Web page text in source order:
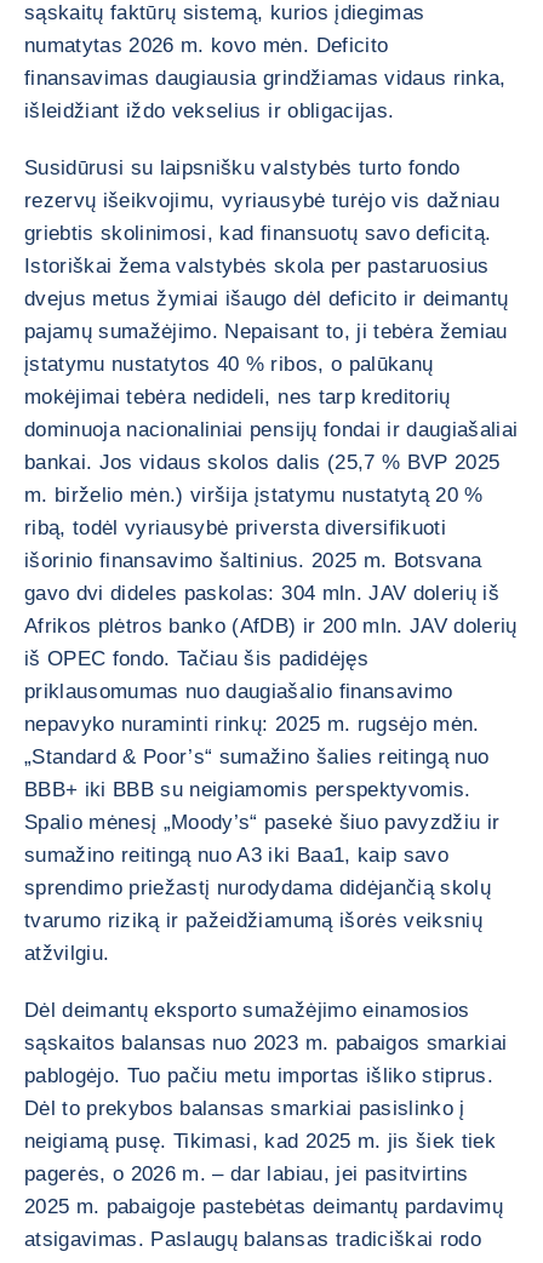
sąskaitų faktūrų sistemą, kurios įdiegimas
numatytas 2026 m. kovo mėn. Deficito
finansavimas daugiausia grindžiamas vidaus rinka,
išleidžiant iždo vekselius ir obligacijas.
Susidūrusi su laipsnišku valstybės turto fondo
rezervų išeikvojimu, vyriausybė turėjo vis dažniau
griebtis skolinimosi, kad finansuotų savo deficitą.
Istoriškai žema valstybės skola per pastaruosius
dvejus metus žymiai išaugo dėl deficito ir deimantų
pajamų sumažėjimo. Nepaisant to, ji tebėra žemiau
įstatymu nustatytos 40 % ribos, o palūkanų
mokėjimai tebėra nedideli, nes tarp kreditorių
dominuoja nacionaliniai pensijų fondai ir daugiašaliai
bankai. Jos vidaus skolos dalis (25,7 % BVP 2025
m. birželio mėn.) viršija įstatymu nustatytą 20 %
ribą, todėl vyriausybė priversta diversifikuoti
išorinio finansavimo šaltinius. 2025 m. Botsvana
gavo dvi dideles paskolas: 304 mln. JAV dolerių iš
Afrikos plėtros banko (AfDB) ir 200 mln. JAV dolerių
iš OPEC fondo. Tačiau šis padidėjęs
priklausomumas nuo daugiašalio finansavimo
nepavyko nuraminti rinkų: 2025 m. rugsėjo mėn.
„Standard & Poor’s“ sumažino šalies reitingą nuo
BBB+ iki BBB su neigiamomis perspektyvomis.
Spalio mėnesį „Moody’s“ pasekė šiuo pavyzdžiu ir
sumažino reitingą nuo A3 iki Baa1, kaip savo
sprendimo priežastį nurodydama didėjančią skolų
tvarumo riziką ir pažeidžiamumą išorės veiksnių
atžvilgiu.
Dėl deimantų eksporto sumažėjimo einamosios
sąskaitos balansas nuo 2023 m. pabaigos smarkiai
pablogėjo. Tuo pačiu metu importas išliko stiprus.
Dėl to prekybos balansas smarkiai pasislinko į
neigiamą pusę. Tikimasi, kad 2025 m. jis šiek tiek
pagerės, o 2026 m. – dar labiau, jei pasitvirtins
2025 m. pabaigoje pastebėtas deimantų pardavimų
atsigavimas. Paslaugų balansas tradiciškai rodo